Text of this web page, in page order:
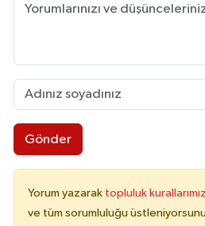
Gönder
Yorum yazarak topluluk
ve tüm sorumluluğu